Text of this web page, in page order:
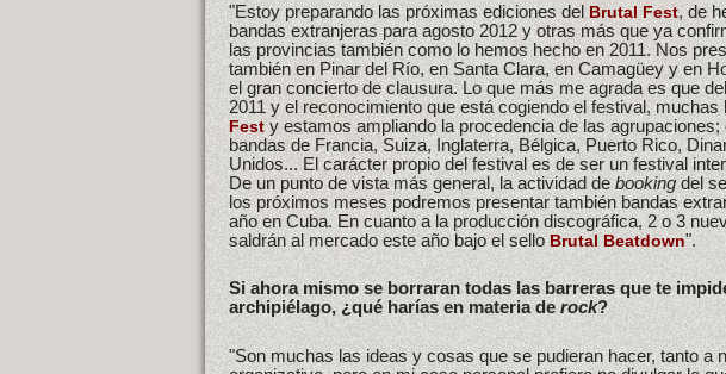
"Estoy preparando las próximas ediciones delBrutal Fest, de
bandas extranjeras para agosto 2012 y otras más que ya
las provincias también como lo hemos hecho en 2011. Nos
también en Pinar del Río, en Santa Clara, en Camagüey y en
el gran concierto de clausura. Lo que más me agrada es que
2011 y el reconocimiento que está cogiendo el festival,
Festy estamos ampliando la procedencia de las
bandas de Francia, Suiza, Inglaterra, Bélgica, Puerto Rico,
Unidos... El carácter propio del festival es de ser un festival
De un punto de vista más general, la actividad debookingdel
los próximos meses podremos presentar también bandas
año en Cuba. En cuanto a la producción discográfica, 2 o 3
saldrán al mercado este año bajo el selloBrutal Beatdown".
Si ahora mismo se borraran todas las barreras que te
archipiélago, ¿qué harías en materia de rock?
"Son muchas las ideas y cosas que se pudieran hacer, tanto a